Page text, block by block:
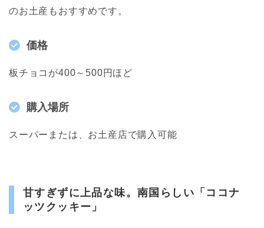
のお土産もおすすめです。
価格
板チョコが400～500円ほど
購入場所
スーパーまたは、お土産店で購入可能
甘すぎずに上品な味。南国らしい「ココナ
ッツクッキー」